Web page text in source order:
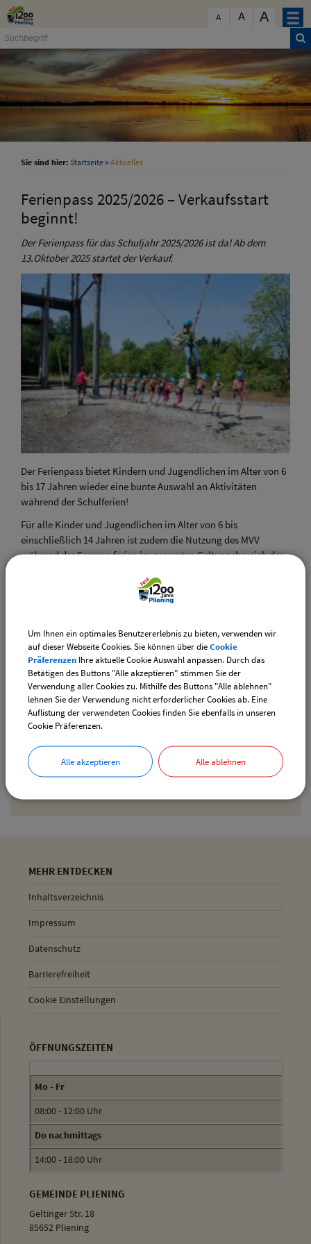
Zum Inhalt
A A A
Gemeinde Pliening
Geltinger Str. 18
Sie sind hier: Startseite>Aktuelles
Ferienpass 2025/2026 – Verkaufsstart
beginnt!
Der Ferienpass für das Schuljahr 2025/2026 ist da! Ab dem
13.Oktober 2025 startet der Verkauf.
Der Ferienpass bietet Kindern und Jugendlichen im Alter von 6
bis 17 Jahren wieder eine bunte Auswahl an Aktivitäten
während der Schulferien!
Für alle Kinder und Jugendlichen im Alter von 6 bis
einschließlich 14 Jahren ist zudem die Nutzung des MVV
während der Sommerferien im gesamten Geltungsbereich der
Erhältlich ist der Ferienpass ab dem 13.Oktober 2025
Für den Ferienpass wird ein aktuelles Lichtbild des Kindes
benötigt.
Drucken
MEHR ENTDECKEN
Inhaltsverzeichnis
Impressum
Datenschutz
Barrierefreiheit
Cookie Einstellungen
ÖFFNUNGSZEITEN
Mo - Fr
08:00 - 12:00 Uhr
Do nachmittags
14:00 - 18:00 Uhr
GEMEINDE PLIENING
Geltinger Str. 18
85652 Pliening
Um Ihnen ein optimales Benutzererlebnis zu bieten, verwenden wir
auf dieser Webseite Cookies. Sie können über dieCookie
Präferenzen Ihre aktuelle Cookie Auswahl anpassen. Durch das
Betätigen des Buttons "Alle akzeptieren" stimmen Sie der
Verwendung aller Cookies zu. Mithilfe des Buttons "Alle ablehnen"
lehnen Sie der Verwendung nicht erforderlicher Cookies ab. Eine
Auflistung der verwendeten Cookies finden Sie ebenfalls in unseren
Cookie Präferenzen.
Alle akzeptieren Alle ablehnen
schließen